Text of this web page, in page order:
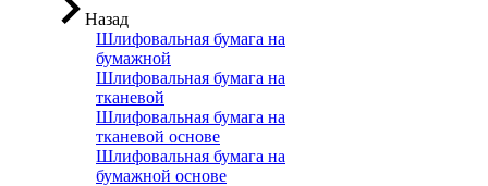
Назад
Шлифовальная бумага на
бумажной
Шлифовальная бумага на
тканевой
Шлифовальная бумага на
тканевой основе
Шлифовальная бумага на
бумажной основе